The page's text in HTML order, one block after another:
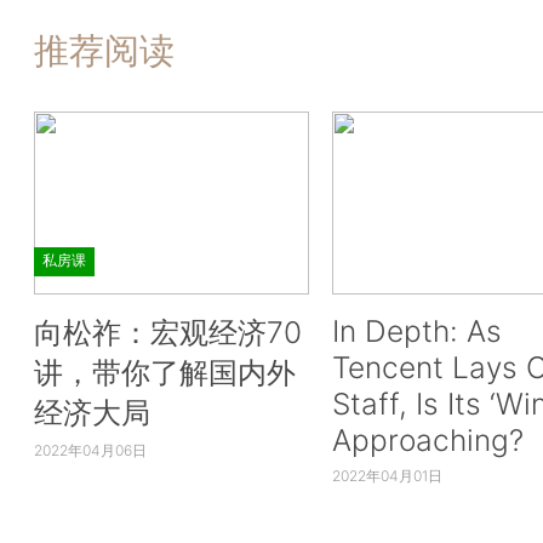
推荐阅读
私房课
向松祚：宏观经济70
讲，带你了解国内外
经济大局
2022年04月06日
In Depth: As
Tencent Lays
Staff, Is Its
Approaching?
2022年04月01日